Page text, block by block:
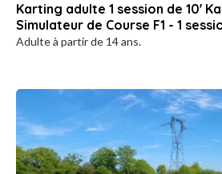
Karting adulte 1 session de 10'
Simulateur de Course F1 - 1
Adulte à partir de 14 ans.